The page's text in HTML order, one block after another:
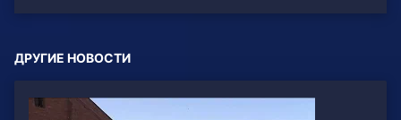
ДРУГИЕ НОВОСТИ